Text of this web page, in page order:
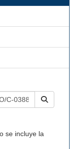
se incluye la